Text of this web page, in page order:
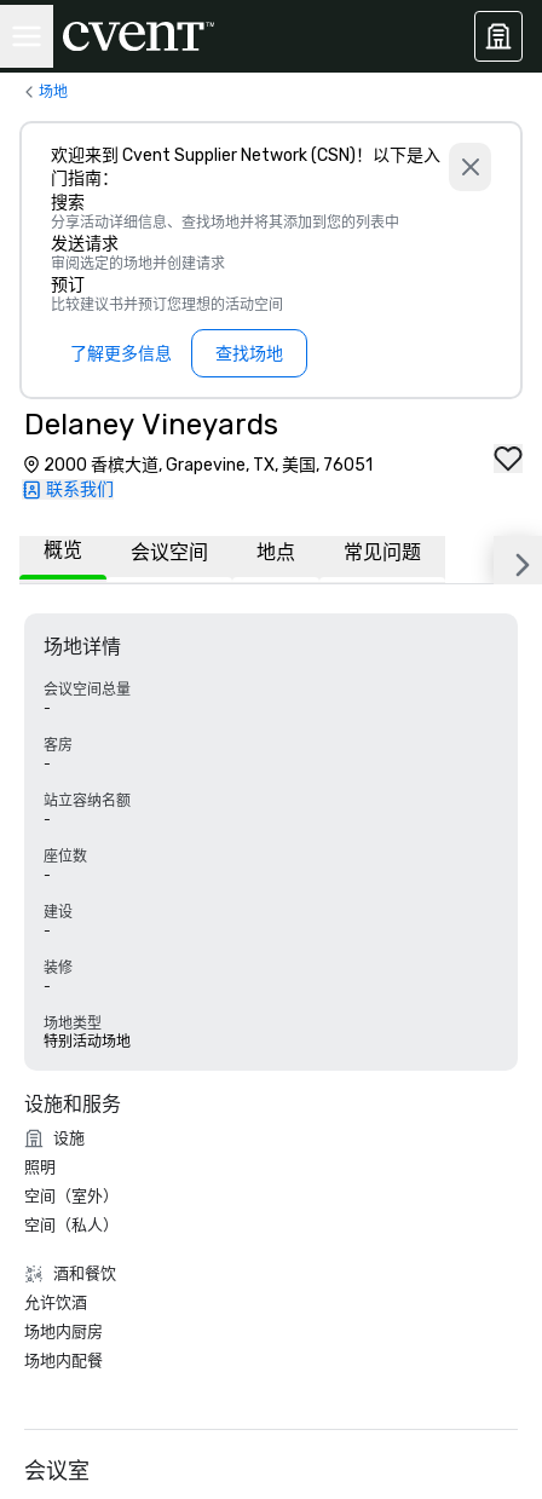
场地
欢迎来到 Cvent Supplier Network (CSN)！以下是入
门指南：
搜索
分享活动详细信息、查找场地并将其添加到您的列表中
发送请求
审阅选定的场地并创建请求
预订
比较建议书并预订您理想的活动空间
了解更多信息 查找场地
Delaney Vineyards
2000 香槟大道, Grapevine, TX, 美国, 76051
联系我们
概览 会议空间 地点 常见问题
场地详情
会议空间总量
-
客房
-
站立容纳名额
-
座位数
-
建设
-
装修
-
场地类型
特别活动场地
设施和服务
设施
照明
空间（室外）
空间（私人）
酒和餐饮
允许饮酒
场地内厨房
场地内配餐
会议室